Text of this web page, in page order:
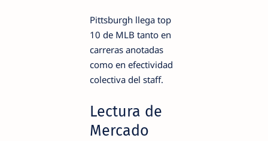
Pittsburgh llega top
10 de MLB tanto en
carreras anotadas
como en efectividad
colectiva del staff.
Lectura de
Mercado